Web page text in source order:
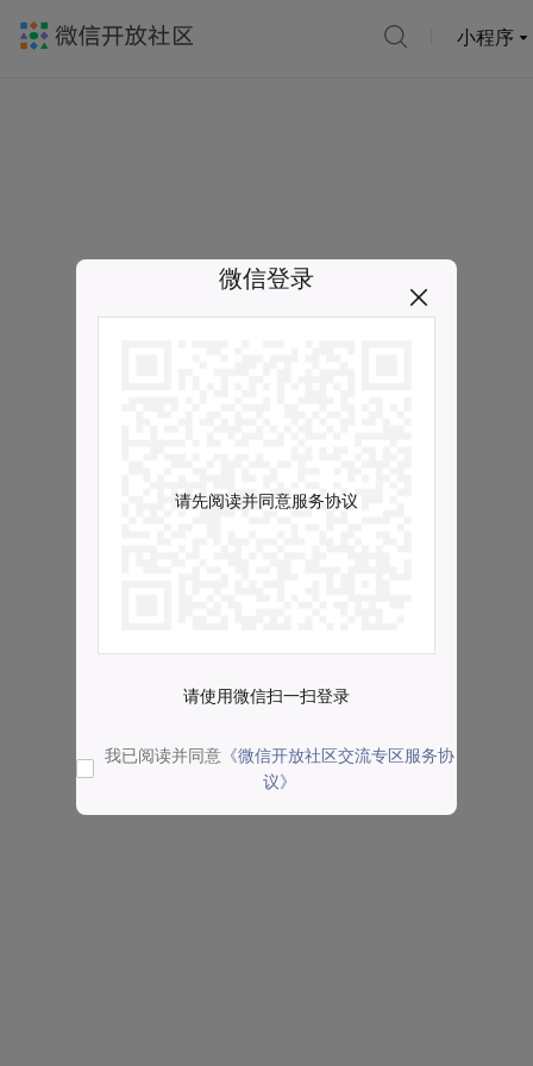
小程序
微信登录
请先阅读并同意服务协议
请使用微信扫一扫登录
我已阅读并同意 《微信开放社区交流专区服务协
议》